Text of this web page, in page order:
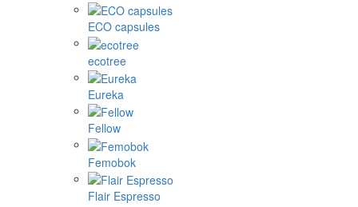
ECO capsules
ecotree
Eureka
Fellow
Femobok
Flair Espresso